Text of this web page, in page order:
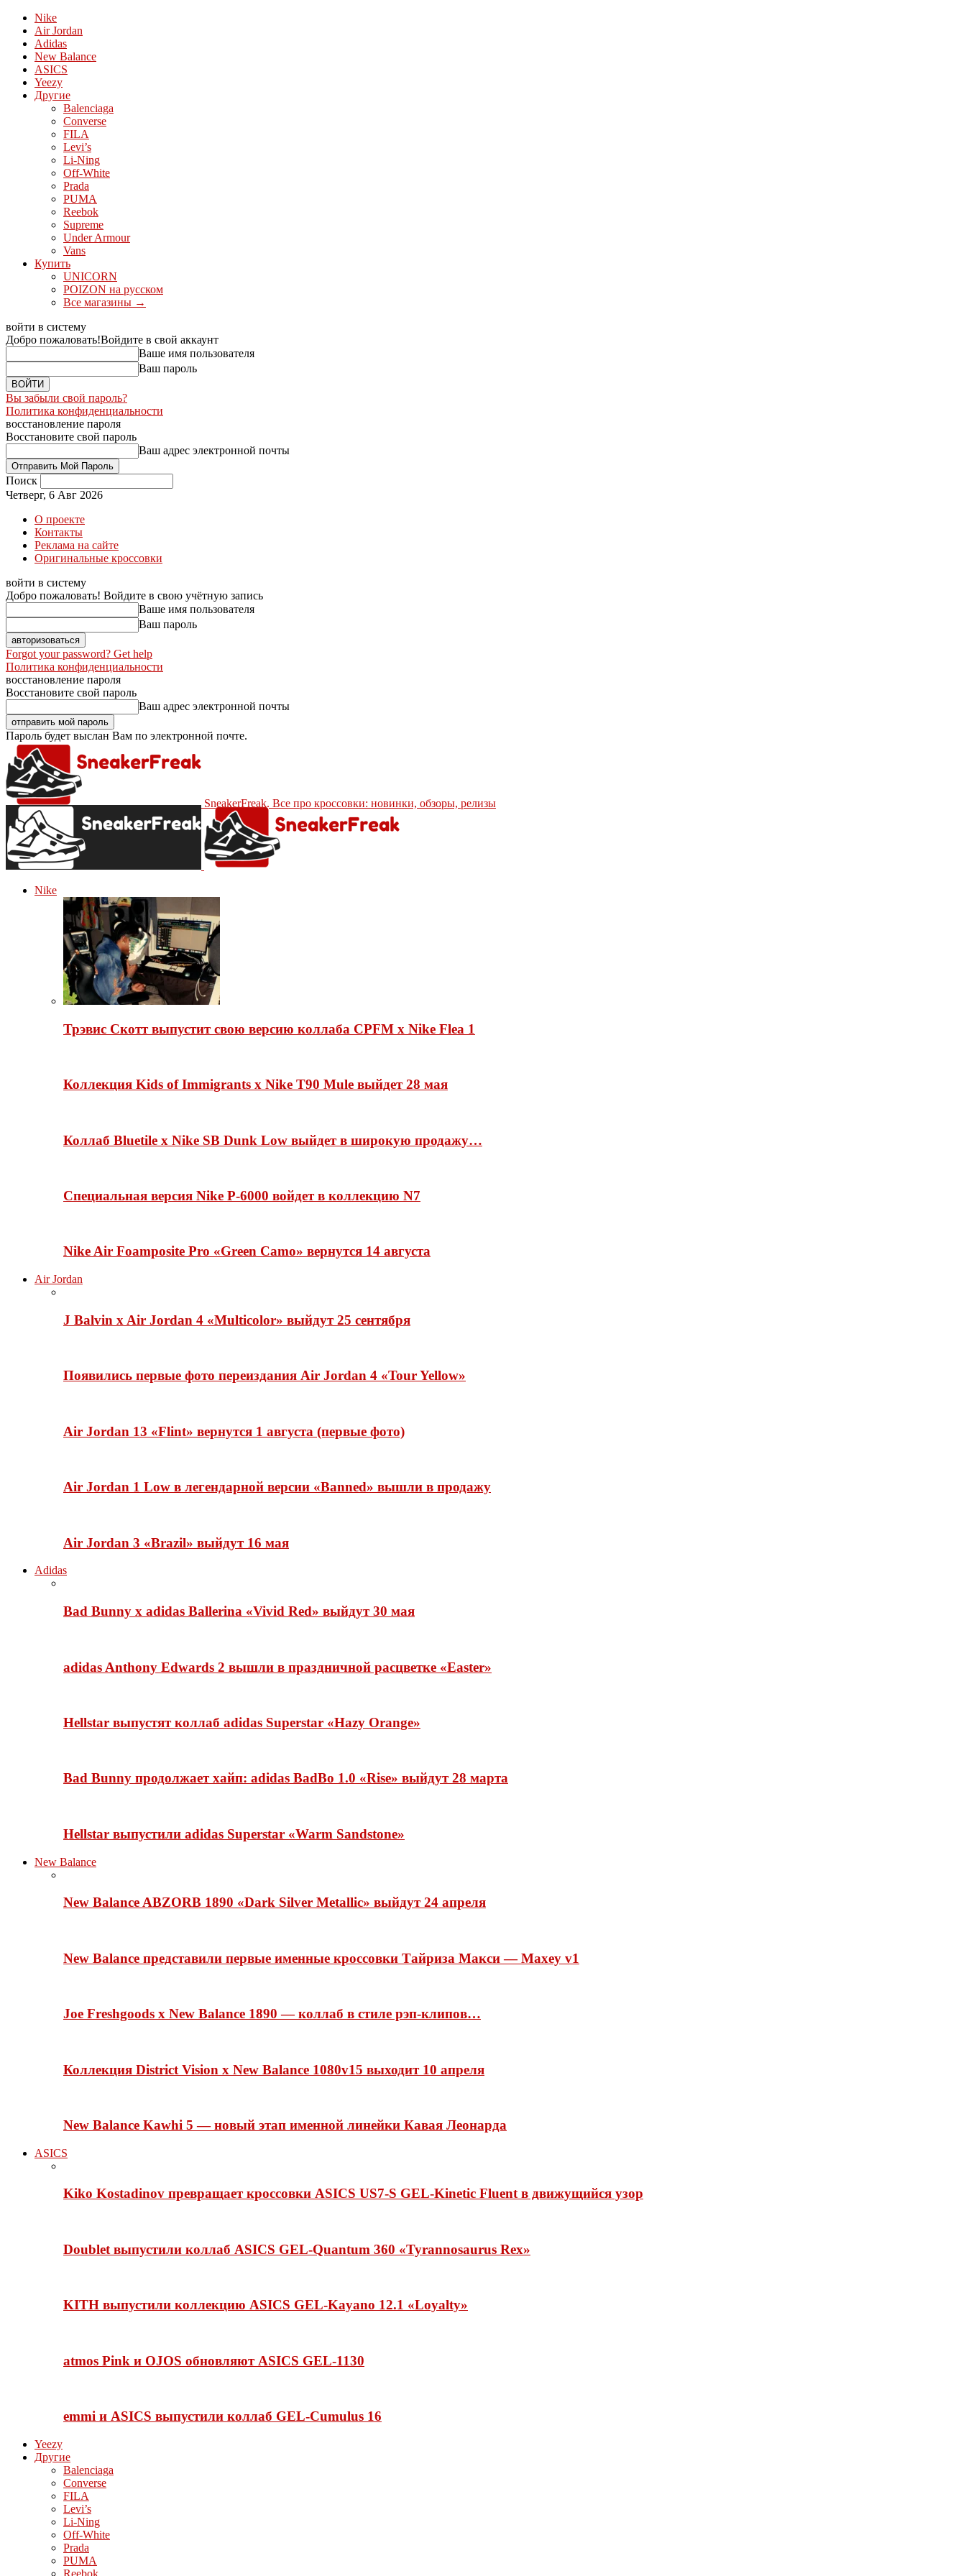
Nike
Air Jordan
Adidas
New Balance
ASICS
Yeezy
Другие
Balenciaga
Converse
FILA
Levi’s
Li-Ning
Off-White
Prada
PUMA
Reebok
Supreme
Under Armour
Vans
Купить
UNICORN
POIZON на русском
Все магазины →
войти в систему
Добро пожаловать!Войдите в свой аккаунт
Ваше имя пользователя
Ваш пароль
Вы забыли свой пароль?
Политика конфиденциальности
восстановление пароля
Восстановите свой пароль
Ваш адрес электронной почты
Поиск
Четверг, 6 Авг 2026
О проекте
Контакты
Реклама на сайте
Оригинальные кроссовки
войти в систему
Добро пожаловать! Войдите в свою учётную запись
Ваше имя пользователя
Ваш пароль
Forgot your password? Get help
Политика конфиденциальности
восстановление пароля
Восстановите свой пароль
Ваш адрес электронной почты
Пароль будет выслан Вам по электронной почте.
SneakerFreak. Все про кроссовки: новинки, обзоры, релизы
Nike
Трэвис Скотт выпустит свою версию коллаба CPFM x Nike Flea 1
Коллекция Kids of Immigrants x Nike T90 Mule выйдет 28 мая
Коллаб Bluetile x Nike SB Dunk Low выйдет в широкую продажу…
Специальная версия Nike P-6000 войдет в коллекцию N7
Nike Air Foamposite Pro «Green Camo» вернутся 14 августа
Air Jordan
J Balvin x Air Jordan 4 «Multicolor» выйдут 25 сентября
Появились первые фото переиздания Air Jordan 4 «Tour Yellow»
Air Jordan 13 «Flint» вернутся 1 августа (первые фото)
Air Jordan 1 Low в легендарной версии «Banned» вышли в продажу
Air Jordan 3 «Brazil» выйдут 16 мая
Adidas
Bad Bunny x adidas Ballerina «Vivid Red» выйдут 30 мая
adidas Anthony Edwards 2 вышли в праздничной расцветке «Easter»
Hellstar выпустят коллаб adidas Superstar «Hazy Orange»
Bad Bunny продолжает хайп: adidas BadBo 1.0 «Rise» выйдут 28 марта
Hellstar выпустили adidas Superstar «Warm Sandstone»
New Balance
New Balance ABZORB 1890 «Dark Silver Metallic» выйдут 24 апреля
New Balance представили первые именные кроссовки Тайриза Макси — Maxey v1
Joe Freshgoods x New Balance 1890 — коллаб в стиле рэп-клипов…
Коллекция District Vision x New Balance 1080v15 выходит 10 апреля
New Balance Kawhi 5 — новый этап именной линейки Кавая Леонарда
ASICS
Kiko Kostadinov превращает кроссовки ASICS US7-S GEL-Kinetic Fluent в движущийся узор
Doublet выпустили коллаб ASICS GEL-Quantum 360 «Tyrannosaurus Rex»
KITH выпустили коллекцию ASICS GEL-Kayano 12.1 «Loyalty»
atmos Pink и OJOS обновляют ASICS GEL-1130
emmi и ASICS выпустили коллаб GEL-Cumulus 16
Yeezy
Другие
Balenciaga
Converse
FILA
Levi’s
Li-Ning
Off-White
Prada
PUMA
Reebok